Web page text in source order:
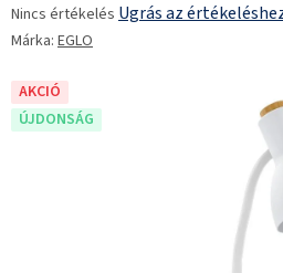
termék
átlagos
5-
ből
Nincs értékelés Ugrás az
Márka: EGLO
AKCIÓ
ÚJDONSÁG